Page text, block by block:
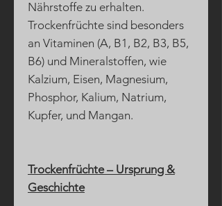
Nährstoffe zu erhalten.
Trockenfrüchte sind besonders
an Vitaminen (A, B1, B2, B3, B5,
B6) und Mineralstoffen, wie
Kalzium, Eisen, Magnesium,
Phosphor, Kalium, Natrium,
Kupfer, und Mangan.
Trockenfrüchte – Ursprung &
Geschichte